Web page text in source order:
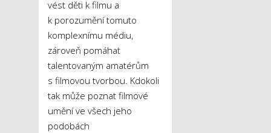
vést děti k filmu a
k porozumění tomuto
komplexnímu médiu,
zároveň pomáhat
talentovaným amatérům
s filmovou tvorbou. Kdokoli
tak může poznat filmové
umění ve všech jeho
podobách